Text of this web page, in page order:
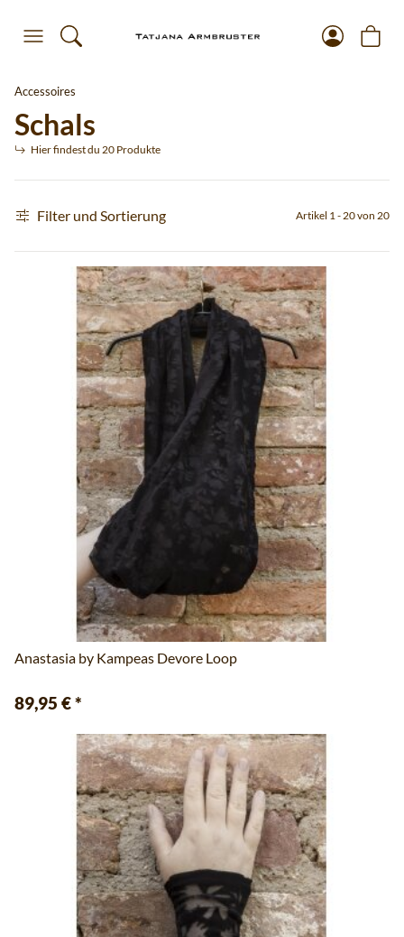
Accessoires
Schals
Hier findest du 20 Produkte
Filter und Sortierung Artikel 1 - 20 von 20
Anastasia by Kampeas Devore Loop
89,95 €*